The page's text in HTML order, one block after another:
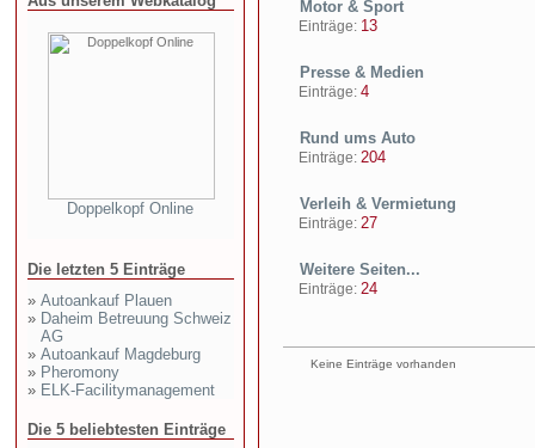
Doppelkopf Online
Die letzten 5 Einträge
» Autoankauf Plauen
» Daheim Betreuung Schweiz
AG
» Autoankauf Magdeburg
» Pheromony
» ELK-Facilitymanagement
Die 5 beliebtesten Einträge
Motor & Sport
Einträge: 13
Presse & Medien
Einträge: 4
Rund ums Auto
Einträge: 204
Verleih & Vermietung
Einträge: 27
Weitere Seiten...
Einträge: 24
Keine Einträge vorhanden